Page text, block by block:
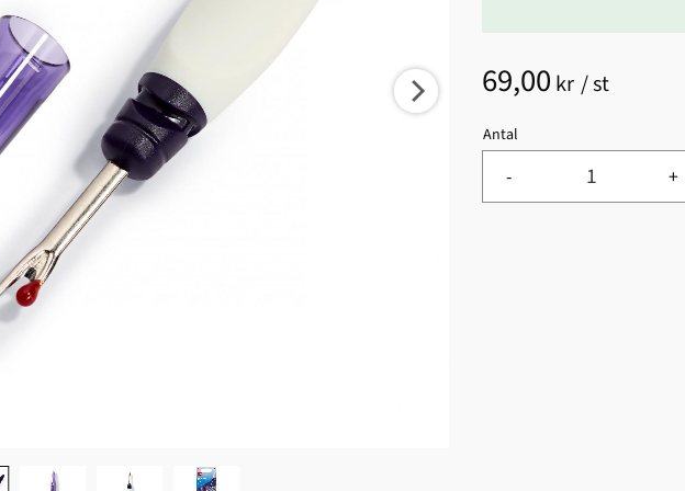
69,00 kr /st
Antal
+
-